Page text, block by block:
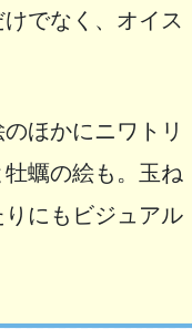
でなく、オイス
ほかにニワトリ
蠣の絵も。玉ね
にもビジュアル